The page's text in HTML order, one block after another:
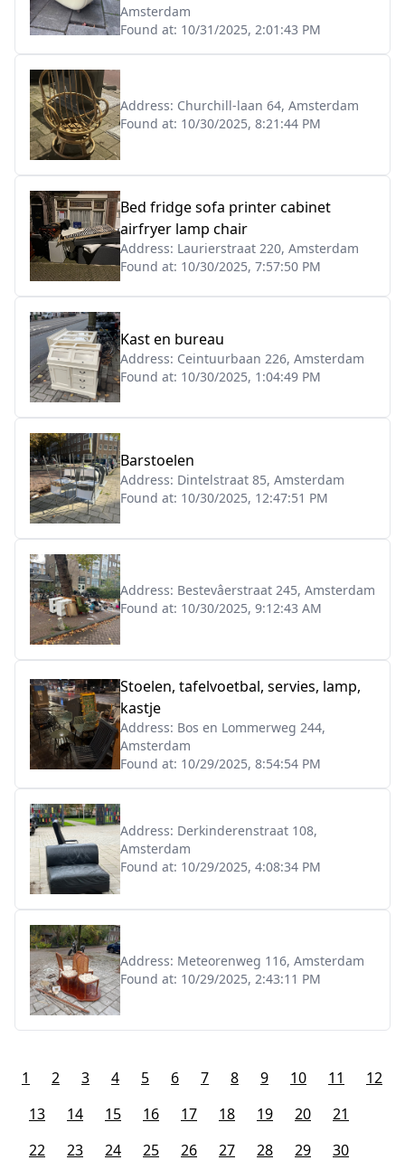
Amsterdam
Found at: 10/31/2025, 2:01:43 PM
Address: Churchill-laan 64, Amsterdam
Found at: 10/30/2025, 8:21:44 PM
Bed fridge sofa printer cabinet
airfryer lamp chair
Address: Laurierstraat 220, Amsterdam
Found at: 10/30/2025, 7:57:50 PM
Kast en bureau
Address: Ceintuurbaan 226, Amsterdam
Found at: 10/30/2025, 1:04:49 PM
Barstoelen
Address: Dintelstraat 85, Amsterdam
Found at: 10/30/2025, 12:47:51 PM
Address: Bestevâerstraat 245, Amsterdam
Found at: 10/30/2025, 9:12:43 AM
Stoelen, tafelvoetbal, servies, lamp,
kastje
Address: Bos en Lommerweg 244,
Amsterdam
Found at: 10/29/2025, 8:54:54 PM
Address: Derkinderenstraat 108,
Amsterdam
Found at: 10/29/2025, 4:08:34 PM
Address: Meteorenweg 116, Amsterdam
Found at: 10/29/2025, 2:43:11 PM
1 2 3 4 5 6 7 8 9 10 11
12
13
14 15 16 17 18 19 20
21
22
23 24 25 26 27 28 29
30